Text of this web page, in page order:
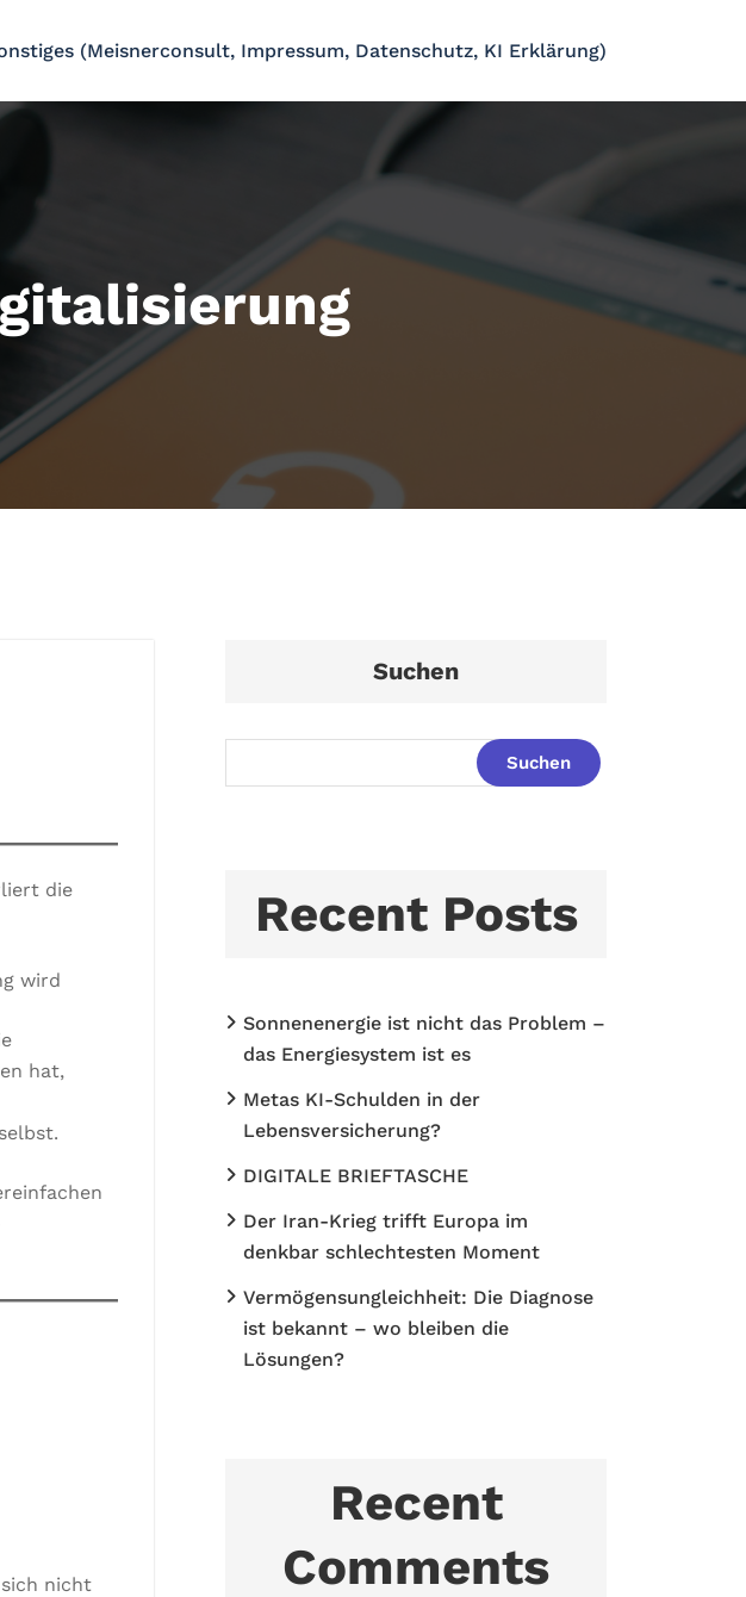
(Meisnerconsult, Impressum, Datenschutz, KI Erklärung)
die
wird
hat,
nicht
Suchen
Suchen
Recent Posts
Sonnenenergie ist nicht das Problem –
das Energiesystem ist es
Metas KI-Schulden in der
Lebensversicherung?
DIGITALE BRIEFTASCHE
Der Iran-Krieg trifft Europa im
denkbar schlechtesten Moment
Vermögensungleichheit: Die Diagnose
ist bekannt – wo bleiben die
Lösungen?
Recent
Comments